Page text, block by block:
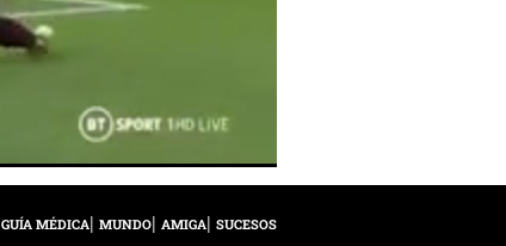
GUÍA MÉDICA MUNDO AMIGA SUCESOS